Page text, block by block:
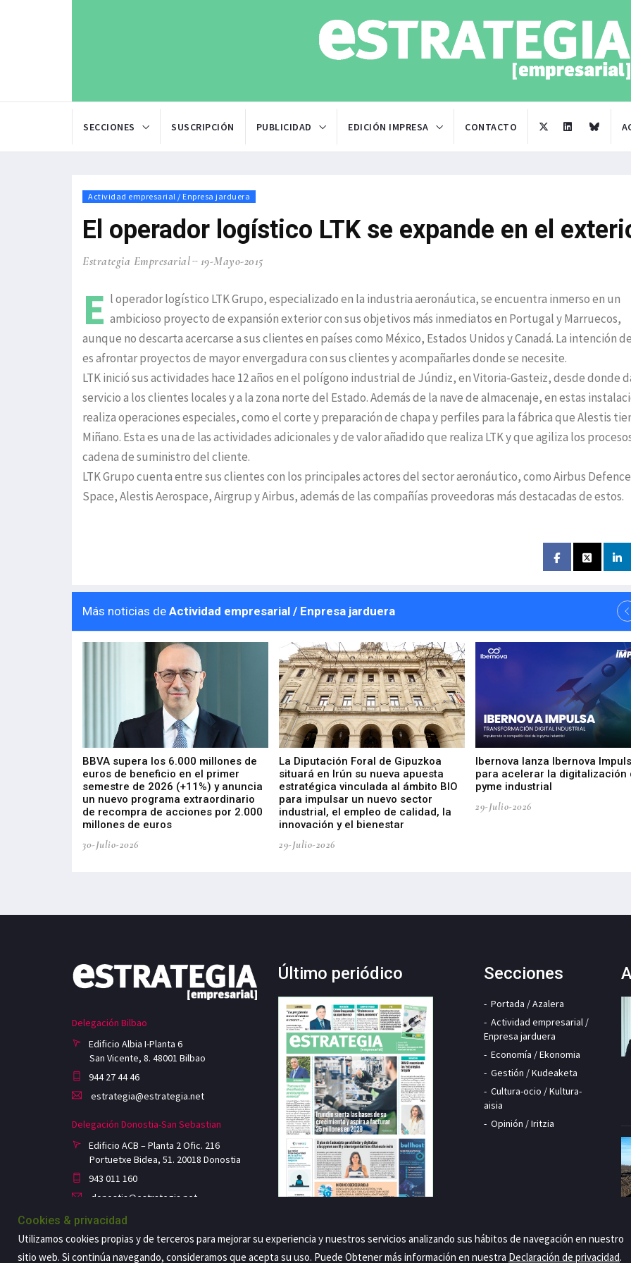
SECCIONES SUSCRIPCIÓN PUBLICIDAD EDICIÓN IMPRESA CONTACTO
Actividad empresarial / Enpresa jarduera
El operador logístico LTK se expande en el
Estrategia Empresarial 19-Mayo-2015
E l operador logístico LTK Grupo, especializado en la industria aeronáutica, se encuentra inmerso en un
ambicioso proyecto de expansión exterior con sus objetivos más inmediatos en Portugal y Marruecos,
aunque no descarta acercarse a sus clientes en países como México, Estados Unidos y Canadá. La intención
es afrontar proyectos de mayor envergadura con sus clientes y acompañarles donde se necesite.
LTK inició sus actividades hace 12 años en el polígono industrial de Júndiz, en Vitoria-Gasteiz, desde donde
servicio a los clientes locales y a la zona norte del Estado. Además de la nave de almacenaje, en estas
realiza operaciones especiales, como el corte y preparación de chapa y perfiles para la fábrica que Alestis
Miñano. Esta es una de las actividades adicionales y de valor añadido que realiza LTK y que agiliza los
cadena de suministro del cliente.
LTK Grupo cuenta entre sus clientes con los principales actores del sector aeronáutico, como Airbus
Space, Alestis Aerospace, Airgrup y Airbus, además de las compañías proveedoras más destacadas de estos.
Más noticias de Actividad empresarial / Enpresa jarduera
BBVA supera los 6.000 millones de
euros de beneficio en el primer
semestre de 2026 (+11%) y anuncia
un nuevo programa extraordinario
de recompra de acciones por 2.000
millones de euros
30-Julio-2026
La Diputación Foral de Gipuzkoa
situará en Irún su nueva apuesta
estratégica vinculada al ámbito BIO
para impulsar un nuevo sector
industrial, el empleo de calidad, la
innovación y el bienestar
29-Julio-2026
Ibernova lanza Ibernova
para acelerar la digitalización
pyme industrial
29-Julio-2026
Delegación Bilbao
Edificio Albia I-Planta 6
San Vicente, 8. 48001 Bilbao
944 27 44 46
estrategia@estrategia.net
Delegación Donostia-San Sebastian
Edificio ACB – Planta 2 Ofic. 216
Portuetxe Bidea, 51. 20018 Donostia
943 011 160
donostia@estrategia.net
Último periódico Secciones
Portada / Azalera
Actividad empresarial /
Enpresa jarduera
Economía / Ekonomia
Gestión / Kudeaketa
Cultura-ocio / Kultura-
aisia
Opinión / Iritzia
Cookies & privacidad
Utilizamos cookies propias y de terceros para mejorar su experiencia y nuestros servicios analizando sus hábitos de navegación en nuestro
sitio web. Si continúa navegando, consideramos que acepta su uso. Puede Obtener más información en nuestra Declaración de privacidad.